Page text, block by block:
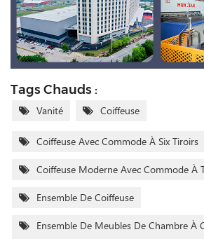
Tags Chauds :
Vanité Coiffeuse
Coiffeuse Avec Commode À Six Tiroirs
Coiffeuse Moderne Avec Commode À
Ensemble De Coiffeuse
Ensemble De Meubles De Chambre À